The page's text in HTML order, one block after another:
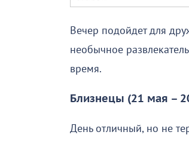
Вечер подойдет для
необычное
время.
Близнецы (21 мая –
День отличный, но не